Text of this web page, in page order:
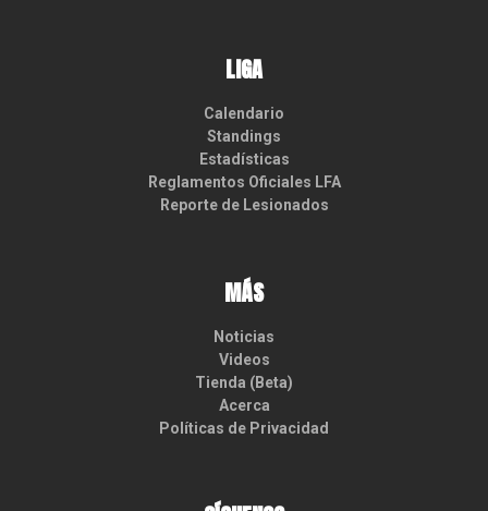
LIGA
Calendario
Standings
Estadísticas
Reglamentos Oficiales LFA
Reporte de Lesionados
MÁS
Noticias
Videos
Tienda (Beta)
Acerca
Políticas de Privacidad